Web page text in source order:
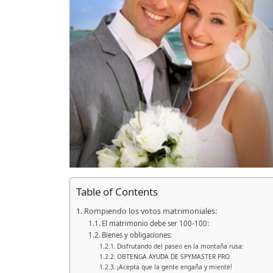
Table of Contents
Rompiendo los votos matrimoniales:
El matrimonio debe ser 100-100:
Bienes y obligaciones:
Disfrutando del paseo en la montaña rusa:
OBTENGA AYUDA DE SPYMASTER PRO
¡Acepta que la gente engaña y miente!